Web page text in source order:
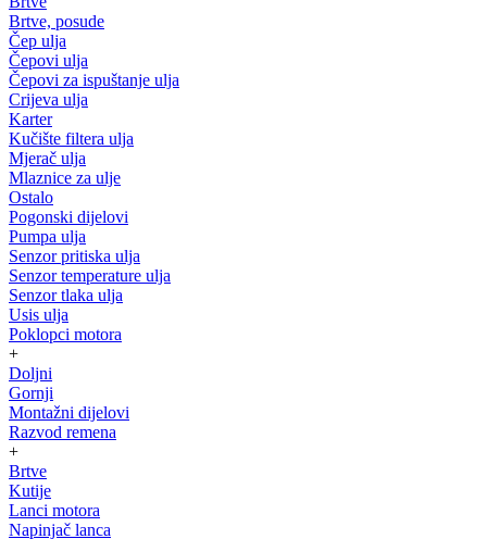
Brtve, posude
Čep ulja
Čepovi ulja
Čepovi za ispuštanje ulja
Crijeva ulja
Karter
Kučište filtera ulja
Mjerač ulja
Mlaznice za ulje
Ostalo
Pogonski dijelovi
Pumpa ulja
Senzor pritiska ulja
Senzor temperature ulja
Senzor tlaka ulja
Usis ulja
Poklopci motora
+
Doljni
Gornji
Montažni dijelovi
Razvod remena
+
Brtve
Kutije
Lanci motora
Napinjač lanca